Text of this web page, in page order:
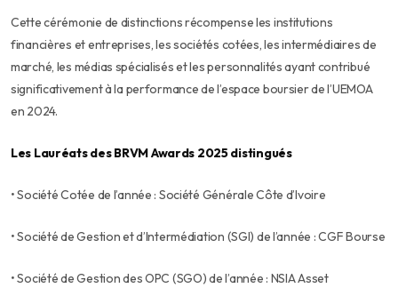
Cette cérémonie de distinctions récompense les institutions
financières et entreprises, les sociétés cotées, les intermédiaires de
marché, les médias spécialisés et les personnalités ayant contribué
significativement à la performance de l’espace boursier de l’UEMOA
en 2024.
Les Lauréats des BRVM Awards 2025 distingués
• Société Cotée de l’année : Société Générale Côte d’Ivoire
• Société de Gestion et d’Intermédiation (SGI) de l’année : CGF Bourse
• Société de Gestion des OPC (SGO) de l’année : NSIA Asset